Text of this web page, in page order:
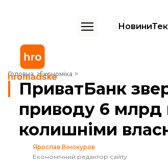
Новини
Головна Економіка
ПриватБанк звернувся до прокуратури з
ПриватБанк
приводу 6 млрд
колишніми
Ярослав Вінокуров
Економічний редактор сайту